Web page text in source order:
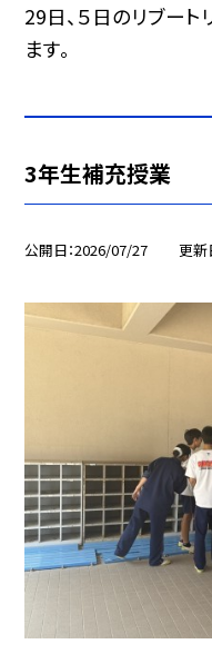
29日、５日のリブー
ます。
3年生補充授業
公開日 2026/07/27 更新